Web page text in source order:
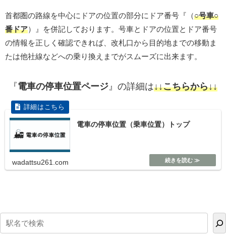
首都圏の路線を中心にドアの位置の部分にドア番号『（○号車○
番ドア）』を併記しております。号車とドアの位置とドア番号
の情報を正しく確認できれば、改札口から目的地までの移動ま
たは他社線などへの乗り換えまでがスムーズに出来ます。
『電車の停車位置ページ』の詳細は↓↓こちらから↓↓
電車の停車位置（乗車位置）トップ
wadattsu261.com